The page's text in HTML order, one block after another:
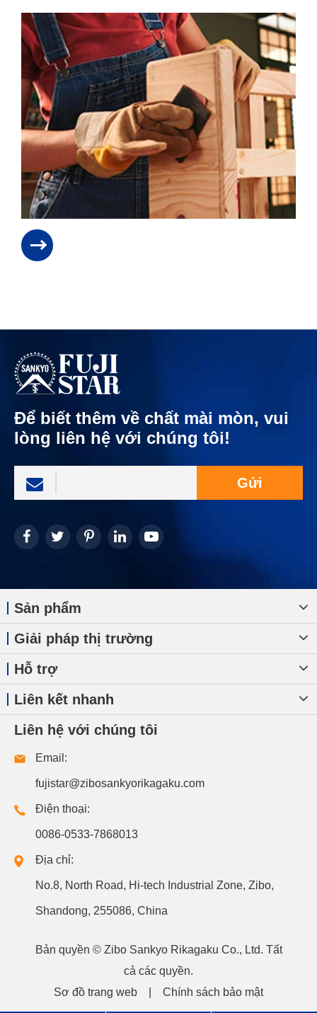
Để biết thêm về chất mài mòn, vui
lòng liên hệ với chúng tôi!
Gửi
Sản phẩm
Giải pháp thị trường
Hỗ trợ
Liên kết nhanh
Liên hệ với chúng tôi
Email:
fujistar@zibosankyorikagaku.com
Điện thoại:
0086-0533-7868013
Địa chỉ:
No.8, North Road, Hi-tech Industrial Zone, Zibo,
Shandong, 255086, China
Bản quyền © Zibo Sankyo Rikagaku Co., Ltd. Tất
cả các quyền.
Sơ đồ trang web
Chính sách bảo mật